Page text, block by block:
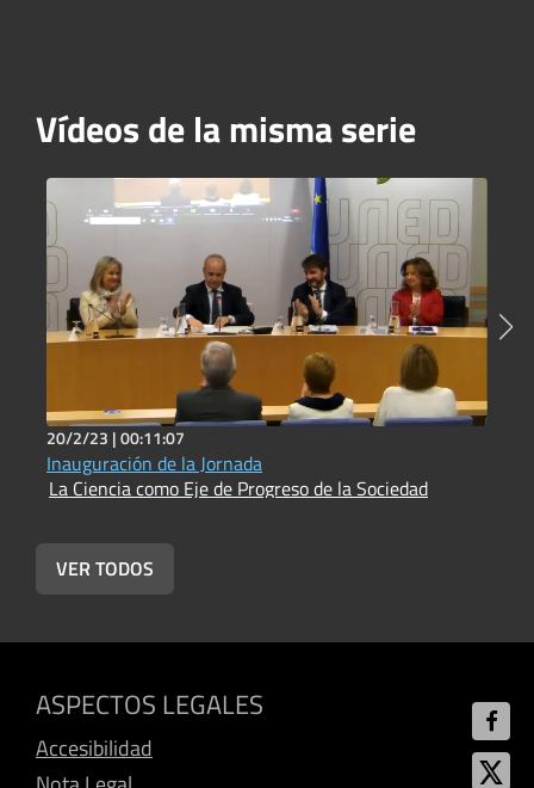
Vídeos de la misma serie
20/2/23 |00:11:07
Inauguración de la Jornada
La Ciencia como Eje de Progreso de la Sociedad
VER TODOS
ASPECTOS LEGALES
Accesibilidad